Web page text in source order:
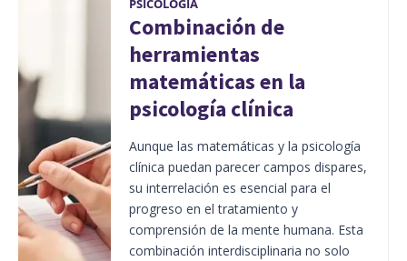
PSICOLOGÍA
Combinación de
herramientas
matemáticas en la
psicología clínica
Aunque las matemáticas y la psicología
clínica puedan parecer campos dispares,
su interrelación es esencial para el
progreso en el tratamiento y
comprensión de la mente humana. Esta
combinación interdisciplinaria no solo